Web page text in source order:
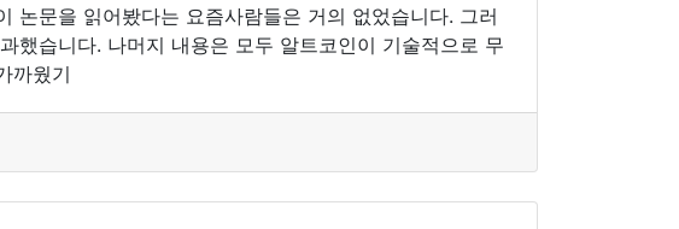
논문을 읽어봤다는 요즘사람들은 거의 없었습니다. 그러
했습니다. 나머지 내용은 모두 알트코인이 기술적으로 무
까웠기